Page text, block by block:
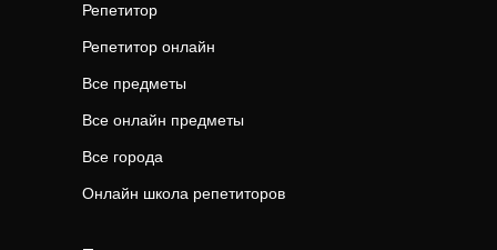
Репетитор
Репетитор онлайн
Все предметы
Все онлайн предметы
Все города
Онлайн школа репетиторов